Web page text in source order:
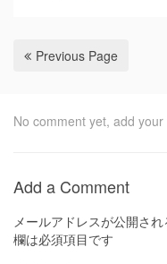
Previous Page
No comment yet, add
Add a Comment
メールアドレスが公開され
欄は必須項目です